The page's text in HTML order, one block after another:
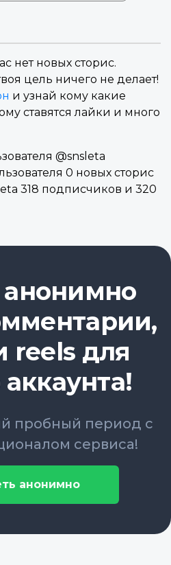
нет новых сторис.
цель ничего не делает!
и узнай кому какие
ставятся лайки и много
@snsleta
0 новых сторис
318 подписчиков и 320
reels для
пробный период с
сервиса!
анонимно